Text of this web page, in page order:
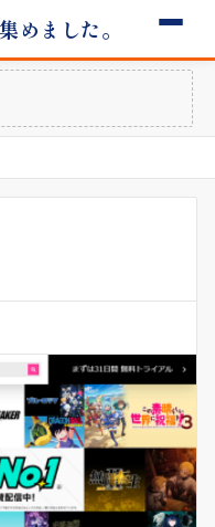
めました。